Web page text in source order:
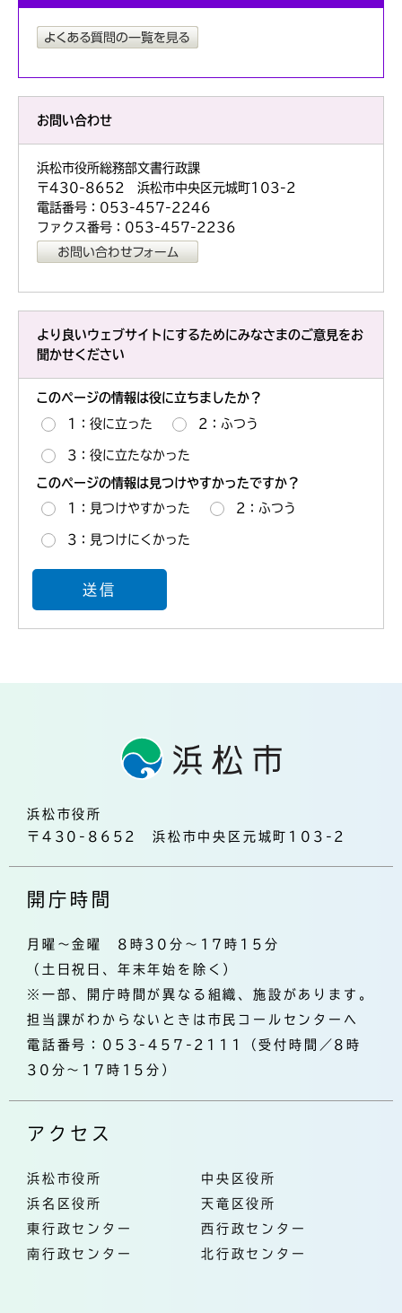
お問い合わせ
浜松市役所総務部文書行政課
〒430-8652 浜松市中央区元城町103-2
電話番号：053-457-2246
ファクス番号：053-457-2236
より良いウェブサイトにするためにみなさまのご意見をお
聞かせください
このページの情報は役に立ちましたか？
1：役に立った 2：ふつう
3：役に立たなかった
このページの情報は見つけやすかったですか？
1：見つけやすかった 2：ふつう
3：見つけにくかった
浜松市役所
〒430-8652 浜松市中央区元城町103-2
開庁時間
月曜～金曜 8時30分～17時15分
（土日祝日、年末年始を除く）
※一部、開庁時間が異なる組織、施設があります。
担当課がわからないときは市民コールセンターへ
電話番号：053-457-2111（受付時間／8時
30分～17時15分）
アクセス
浜松市役所
中央区役所
浜名区役所
天竜区役所
東行政センター
西行政センター
南行政センター
北行政センター